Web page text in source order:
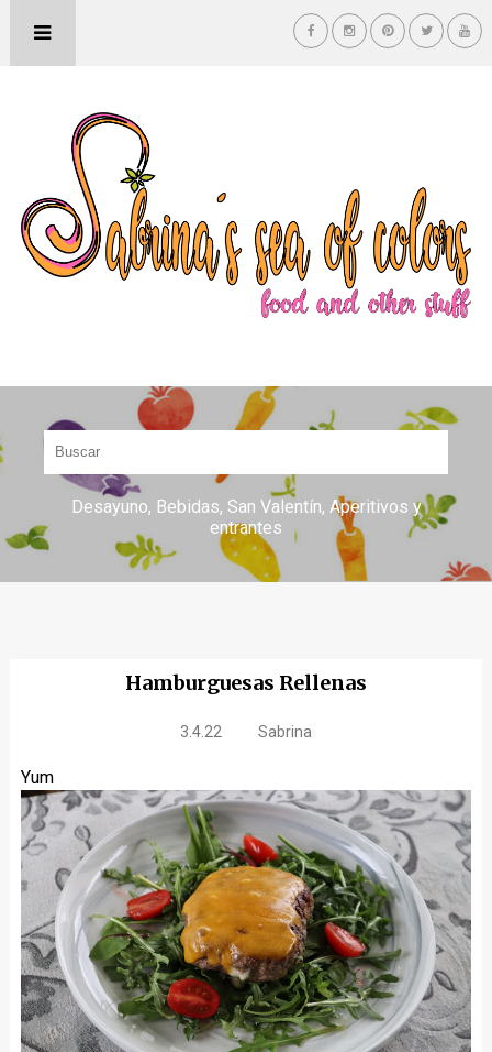
Desayuno Bebidas San Valentín Aperitivos y
entrantes
Hamburguesas Rellenas
3.4.22 Sabrina
Yum